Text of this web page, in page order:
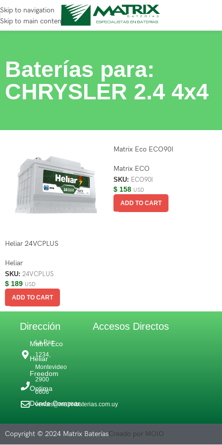
Skip to navigation
Skip to main content
Baterías para:
CHRYSLER 2.4 4x4
Heliar 24VCPLUS
Heliar
SKU: 24VCPLUS
$ 189 USD
ADD TO CART
Matrix Eco ECO90I
Matrix ECO
SKU: ECO90I
$ 158 USD
ADD TO CART
Dirección
La Paz
1234,
Montevideo
2900
0606
ventas@matrixbaterias.com.uy
Accesos Directos
Matrix Eco
Heliar
Freedom
Optima
Dónde Comprar
Copyright © 2024 Matrix BateríasCreado por MOIO